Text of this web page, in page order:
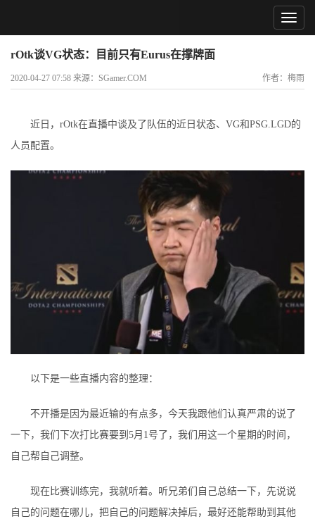
rOtk谈VG状态：目前只有Eurus在撑牌面
2020-04-27 07:58 来源：SGamer.COM 作者：梅雨
近日，rOtk在直播中谈及了队伍的近日状态、VG和PSG.LGD的
人员配置。
以下是一些直播内容的整理：
不开播是因为最近输的有点多，今天我跟他们认真严肃的说了
一下，我们下次打比赛要到5月1号了，我们用这一个星期的时间，
自己帮自己调整。
现在比赛训练完，我就听着。听兄弟们自己总结一下，先说说
自己的问题在哪儿，把自己的问题解决掉后，最好还能帮助到其他